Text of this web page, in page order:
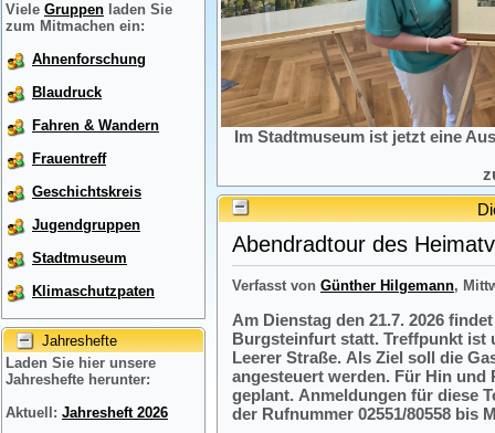
Viele Gruppen laden Sie
zum Mitmachen ein:
Ahnenforschung
Blaudruck
Fahren & Wandern
Frauentreff
Geschichtskreis
Jugendgruppen
Stadtmuseum
Klimaschutzpaten
Jahreshefte
Laden Sie hier unsere
Jahreshefte herunter:
Aktuell: Jahresheft 2026
Im Stadtmuseum ist jetzt eine
Abendradtour des
Verfasst von Günther Hilgemann,
Am Dienstag den 21.7. 2026
Burgsteinfurt statt. Treffpunkt ist
Leerer Straße. Als Ziel soll die
angesteuert werden. Für Hin und
geplant. Anmeldungen für diese
der Rufnummer 02551/80558 bis